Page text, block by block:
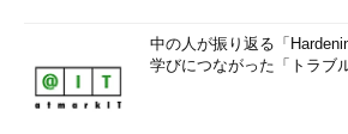
中の人が振り返る「
学びにつながった「トラブ